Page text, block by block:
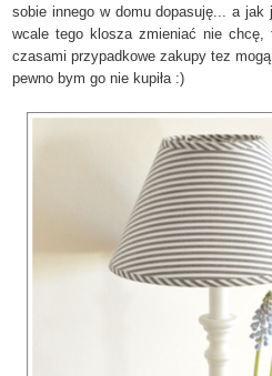
sobie innego w domu dopasuję... a jak
wcale tego klosza zmieniać nie chcę,
czasami przypadkowe zakupy tez
pewno bym go nie kupiła :)